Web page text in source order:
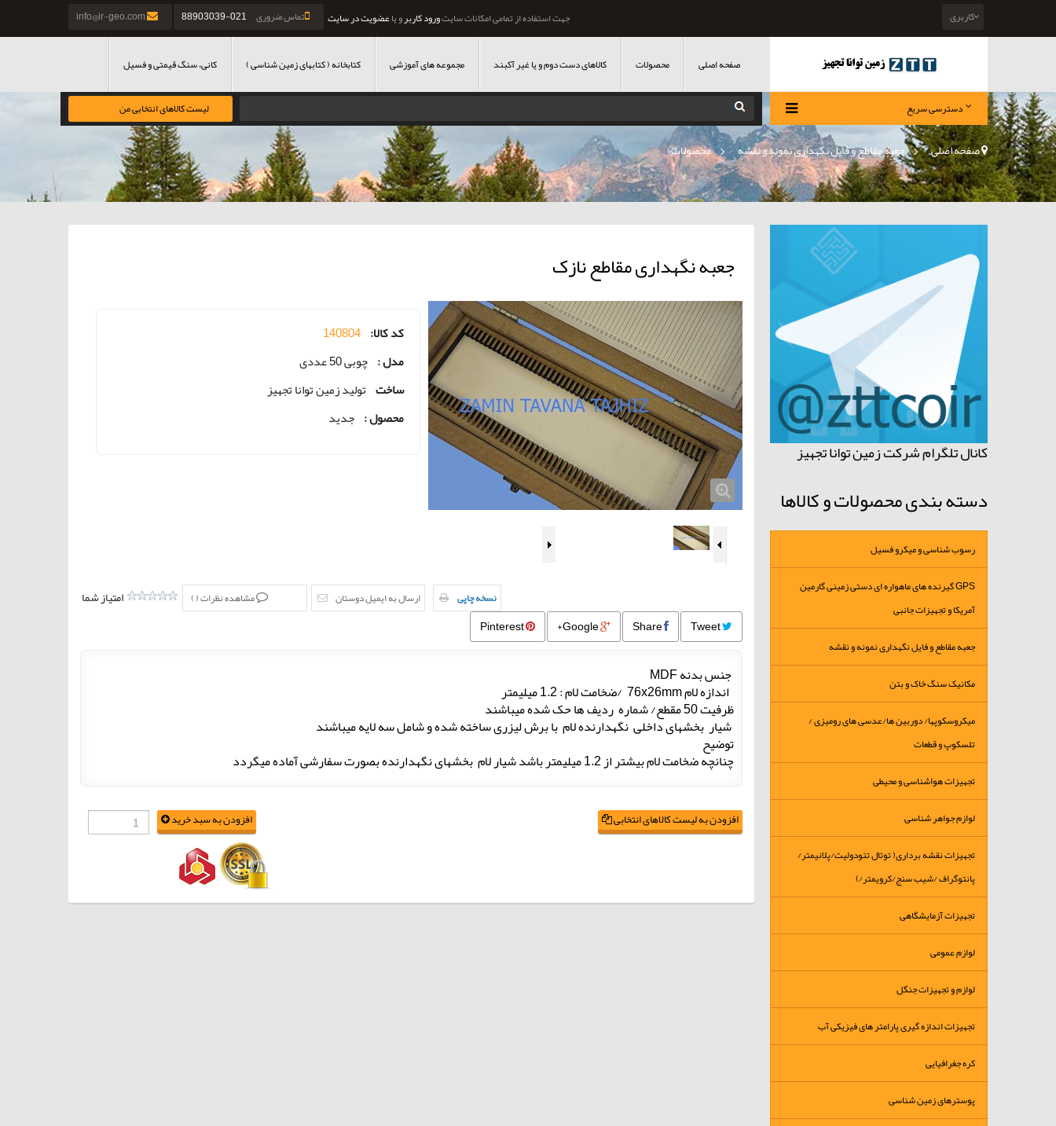
تماس ضروری 021-88903039 جهت استفاده از تمامی امکانات سایتورود کاربرو یاعضویت در سایت کاربری
صفحه اصلی محصولات کالاهای دست دوم و یا غیر آکبند مجموعه های آموزشی کتابخانه ( کتابهای زمین شناسی ) کانی، سنگ قیمتی و فسیل
دسترسی سریع لیست کالاهای انتخابی من
صفحه اصلی > جعبه مقاطع و فایل نگهداری نمونه و نقشه » محصولات
کانال تلگرام شرکت زمین توانا تجهیز
دسته بندی محصولات و کالاها
رسوب شناسی و میکرو فسیل
GPS گیرنده های ماهواره ای دستی زمینی گارمین
آمریکا و تجهیزات جانبی
جعبه مقاطع و فایل نگهداری نمونه و نقشه
مکانیک سنگ خاک و بتن
میکروسکوپها/ دوربین ها/عدسی های رومیزی /
تلسکوپ و قطعات
تجهیزات هواشناسی و محیطی
لوازم جواهر شناسی
تجهیزات نقشه برداری( توتال تئودولیت/پلانیمتر/
پانتوگراف /شیب سنج/کرویمتر/)
تجهیزات آزمایشگاهی
لوازم عمومی
لوازم و تجهیزات جنگل
تجهیزات اندازه گیری پارامتر های فیزیکی آب
کره جغرافیایی
پوسترهای زمین شناسی
جعبه نگهداری مقاطع نازک
کد کالا: 140804
مدل : چوبی 50 عددی
ساخت تولید زمین توانا تجهیز
محصول : جدید
امتیاز شما مشاهده نظرات () ارسال به ایمیل دوستان نسخه چاپی
Tweet
Share
Google+
Pinterest
جنس بدنه MDF
اندازه لام 76x26mm /ضخامت لام : 1.2 میلیمتر
ظرفیت 50 مقطع/ شماره ردیف ها حک شده میباشند
شیار بخشهای داخلی نگهدارنده لام با برش لیزری ساخته شده و شامل سه لایه میباشند
توضیح
چنانچه ضخامت لام بیشتر از 1.2 میلیمتر باشد شیار لام بخشهای نگهدارنده بصورت سفارشی آماده میگردد
افزودن به لیست کالاهای انتخابی افزودن به سبد خرید